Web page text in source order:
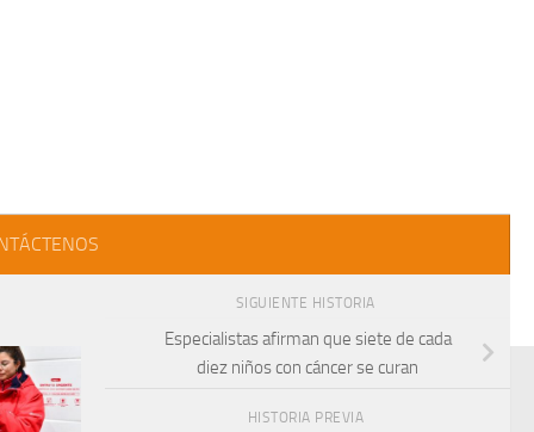
SIGUIENTE HISTORIA
Especialistas afirman que siete de cada
diez niños con cáncer se curan
HISTORIA PREVIA